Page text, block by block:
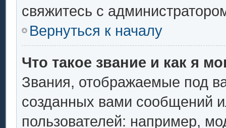
свяжитесь с
Вернуться к началу
Что такое звание и как я
Звания, отображаемые под
созданных вами сообщений
пользователей: например,